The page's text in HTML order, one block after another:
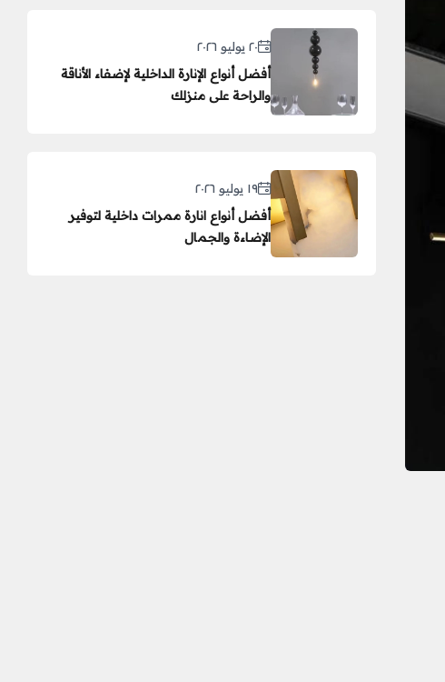
٢٠ يوليو ٢٠٢٦
أفضل أنواع الإنارة الداخلية لإضفاء الأناقة
والراحة على منزلك
١٩ يوليو ٢٠٢٦
أفضل أنواع انارة ممرات داخلية لتوفير
الإضاءة والجمال